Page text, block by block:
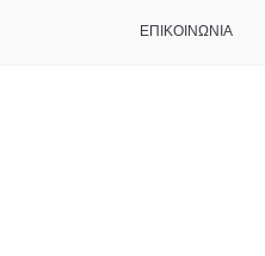
ΕΠΙΚΟΙΝΩΝΙΑ